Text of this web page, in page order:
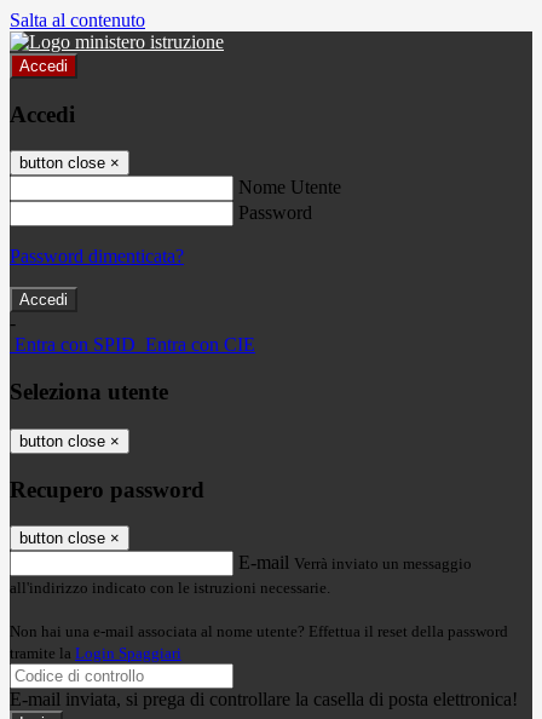
Salta al contenuto
Accedi
Accedi
button close ×
Nome Utente
Password
Password dimenticata?
-
Entra con SPID Entra con CIE
Seleziona utente
button close ×
Recupero password
button close ×
E-mail Verrà inviato un messaggio
all'indirizzo indicato con le istruzioni necessarie.
Non hai una e-mail associata al nome utente? Effettua il reset della password
tramite la Login Spaggiari
E-mail inviata, si prega di controllare la casella di posta elettronica!